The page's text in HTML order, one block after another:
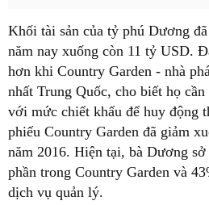
Khối tài sản của tỷ phú Dương
năm nay xuống còn 11 tỷ USD.
hơn khi Country Garden - nhà
nhất Trung Quốc, cho biết họ
với mức chiết khấu để huy động
phiếu Country Garden đã giảm
năm 2016. Hiện tại, bà Dương
phần trong Country Garden và
dịch vụ quản lý.